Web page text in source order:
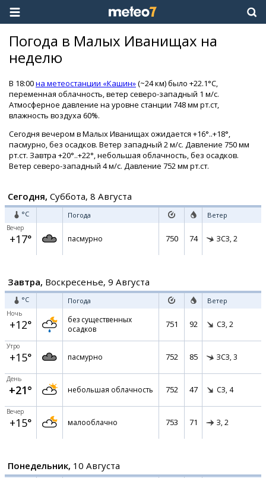
Погода в Малых Иванищах на
неделю
В 18:00на метеостанции «Кашин»(~24 км) было +22.1°C,
переменная облачность, ветер северо-западный 1 м/с.
Атмосферное давление на уровне станции 748 мм рт.ст,
влажность воздуха 60%.
Сегодня вечером в Малых Иванищах ожидается +16°..+18°,
пасмурно, без осадков. Ветер западный 2 м/с. Давление 750 мм
рт.ст. Завтра +20°..+22°, небольшая облачность, без осадков.
Ветер северо-западный 4 м/с. Давление 752 мм рт.ст.
Сегодня, Суббота, 8 Августа
°C Погода Ветер
Вечер
+17° пасмурно 750 74 ЗСЗ, 2
Завтра, Воскресенье, 9 Августа
°C Погода Ветер
Ночь
+12°
без существенных
осадков
751 92 СЗ, 2
Утро
+15° пасмурно 752 85 ЗСЗ, 3
День
+21° небольшая облачность 752 47 СЗ, 4
Вечер
+15° малооблачно 753 71 З, 2
Понедельник, 10 Августа